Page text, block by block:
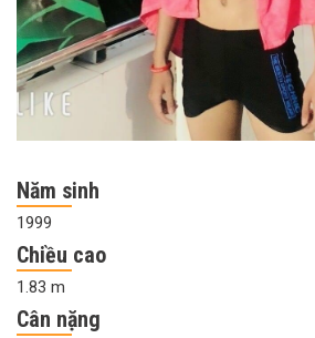
Năm sinh
1999
Chiều cao
1.83 m
Cân nặng